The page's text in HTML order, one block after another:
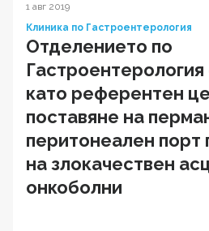
1 авг 2019
Клиника по Гастроентерология
Отделението по
като референтен
поставяне на
перитонеален порт
на злокачествен
онкоболни